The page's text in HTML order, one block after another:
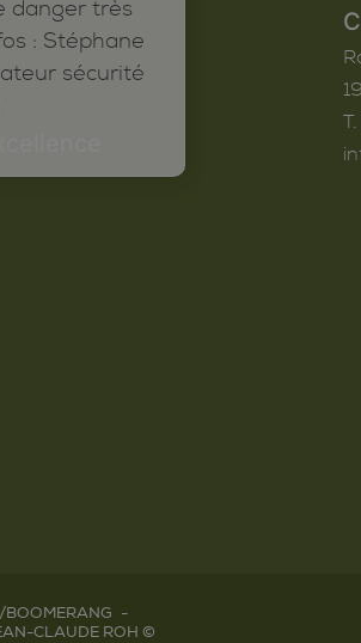
-
CLAUDE ROH ©
danger très
: Stéphane
sécurité